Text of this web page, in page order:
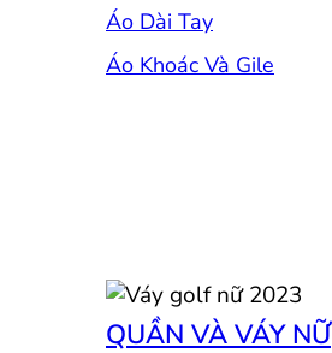
Áo Dài Tay
Áo Khoác Và Gile
QUẦN VÀ VÁY NỮ